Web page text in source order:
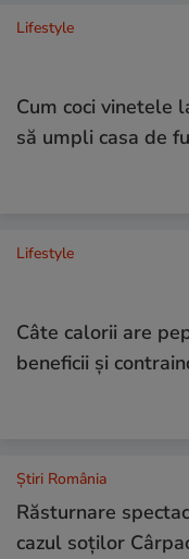
Lifestyle
Cum coci vinetele
să umpli casa de
Lifestyle
Câte calorii are
beneficii și
Știri România
Răsturnare
cazul soților